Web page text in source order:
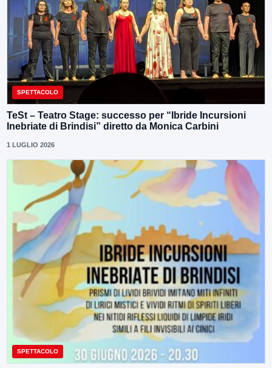
SPETTACOLO
TeSt – Teatro Stage: successo per “Ibride Incursioni
Inebriate di Brindisi” diretto da Monica Carbini
1 LUGLIO 2026
SPETTACOLO